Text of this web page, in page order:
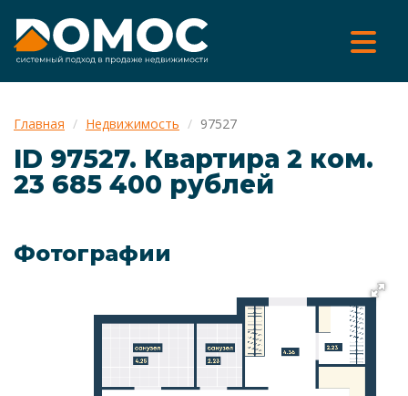
Главная Недвижимость 97527
ID 97527. Квартира 2 ком.
23 685 400 рублей
Фотографии